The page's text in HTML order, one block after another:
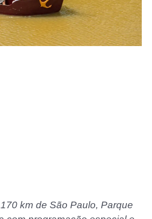
km de São Paulo, Parque